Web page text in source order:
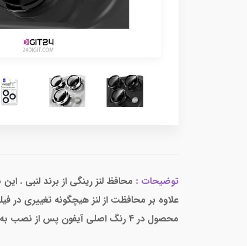
توضیحات :
علاوه بر محافظت از لنز هیچگونه تغییری در
محصول در 4 رنگ اصلی آیفون پس از نصب به هیچ عنوان وجود محافظ لنز مشخص نخواهد بود.